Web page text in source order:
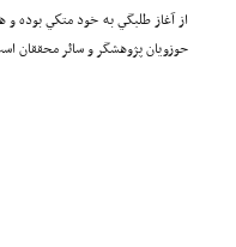
از آغاز طلبگي به خود متكي بوده
حوزويان پژوهشگر و سائر محققان